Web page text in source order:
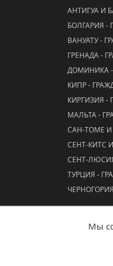
АНТИГУА И
БОЛГАРИЯ
ВАНУАТУ -
ГРЕНАДА -
ДОМИНИКА
КИПР -
КИРГИЗИЯ -
МАЛЬТА -
САН-ТОМЕ
СЕНТ-КИТС
СЕНТ-
ТУРЦИЯ -
Мы